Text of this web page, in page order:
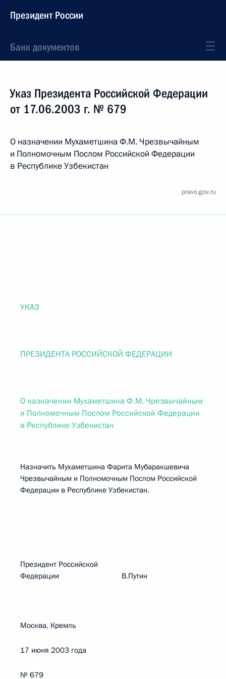
Президент России
Банк документов
Указ Президента Российской Федерации
от 17.06.2003 г. № 679
О назначении Мухаметшина Ф.М. Чрезвычайным
и Полномочным Послом Российской Федерации
в Республике Узбекистан
pravo.gov.ru
УКАЗ
ПРЕЗИДЕНТА РОССИЙСКОЙ ФЕДЕРАЦИИ
О назначении Мухаметшина Ф.М. Чрезвычайным
и Полномочным Послом Российской Федерации
в Республике Узбекистан
Назначить Мухаметшина Фарита Мубаракшевича
Чрезвычайным и Полномочным Послом Российской
Федерации в Республике Узбекистан.
Президент Российской
Федерации В.Путин
Москва, Кремль
17 июня 2003 года
№ 679